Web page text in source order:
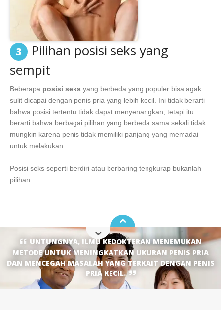
3
Pilihan posisi seks yang
sempit
Beberapa posisi seks yang berbeda yang populer bisa agak
sulit dicapai dengan penis pria yang lebih kecil. Ini tidak berarti
bahwa posisi tertentu tidak dapat menyenangkan, tetapi itu
berarti bahwa berbagai pilihan yang berbeda sama sekali tidak
mungkin karena penis tidak memiliki panjang yang memadai
untuk melakukan.
Posisi seks seperti berdiri atau berbaring tengkurap bukanlah
pilihan.
UNTUNGNYA, ILMU KEDOKTERAN MENEMUKAN
METODE UNTUK MENINGKATKAN UKURAN PENIS PRIA
DAN MENCEGAH MASALAH YANG TERKAIT DENGAN PENIS
PRIA KECIL.